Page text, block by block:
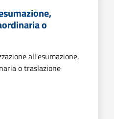
o
all'esumazione,
o traslazione